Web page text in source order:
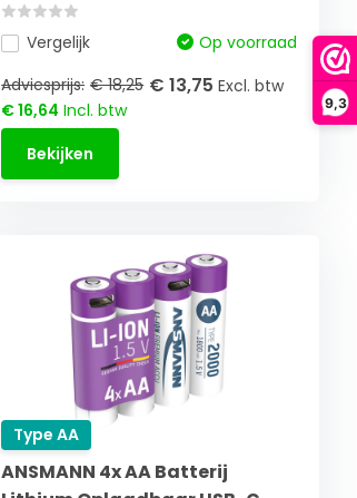
9,3
Vergelijk
Op voorraad
Adviesprijs: € 18,25 € 13,75Excl. btw
€ 16,64 Incl. btw
Bekijken
Type AA
ANSMANN 4x AA Batterij